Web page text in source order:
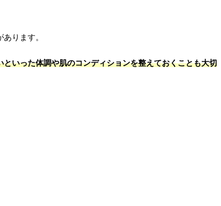
ります。
いった体調や肌のコンディションを整えておくことも大切